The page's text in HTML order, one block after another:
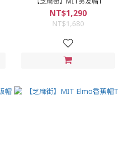
NT$1,290
NT$1,680